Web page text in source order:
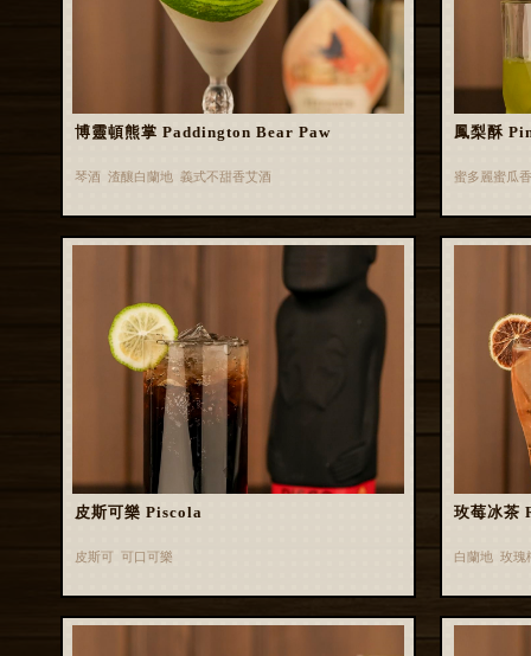
博靈頓熊掌 Paddington Bear Paw
琴酒 渣釀白蘭地 義式不甜香艾酒
鳳梨酥
蜜多麗蜜瓜
皮斯可樂 Piscola
皮斯可 可口可樂
玫莓冰茶
白蘭地 玫瑰